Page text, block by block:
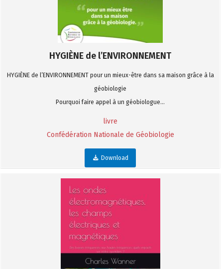
HYGIÈNE de l’ENVIRONNEMENT
HYGIÈNE de l’ENVIRONNEMENT pour un mieux-être dans sa maison grâce à la
géobiologie
Pourquoi faire appel à un géobiologue...
livre
Confédération Nationale de Géobiologie
Download